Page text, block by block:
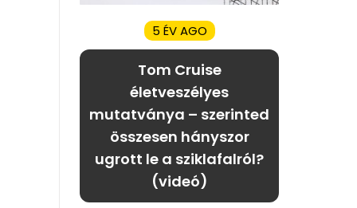
5 ÉV AGO
Tom Cruise
életveszélyes
mutatványa – szerinted
összesen hányszor
ugrott le a sziklafalról?
(videó)